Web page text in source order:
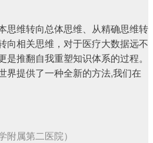
思维转向总体思维、从精确思维转
向相关思维，对于医疗大数据远不
推翻自我重塑知识体系的过程。
界提供了一种全新的方法,我们在
附属第二医院）